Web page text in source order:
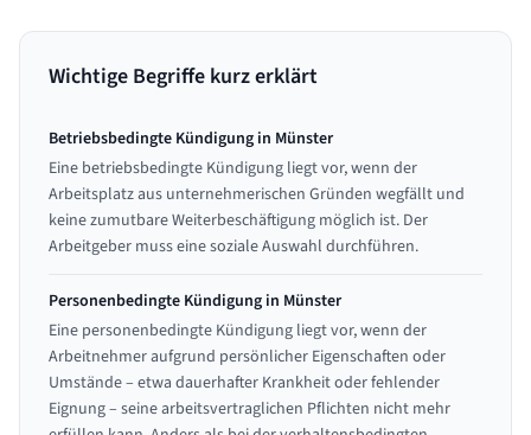
Wichtige Begriffe kurz erklärt
Betriebsbedingte Kündigung in Münster
Eine betriebsbedingte Kündigung liegt vor, wenn der
Arbeitsplatz aus unternehmerischen Gründen wegfällt und
keine zumutbare Weiterbeschäftigung möglich ist. Der
Arbeitgeber muss eine soziale Auswahl durchführen.
Personenbedingte Kündigung in Münster
Eine personenbedingte Kündigung liegt vor, wenn der
Arbeitnehmer aufgrund persönlicher Eigenschaften oder
Umstände – etwa dauerhafter Krankheit oder fehlender
Eignung – seine arbeitsvertraglichen Pflichten nicht mehr